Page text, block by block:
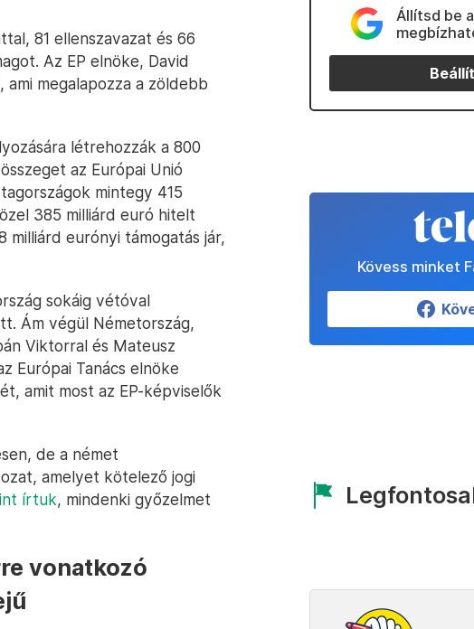
81 ellenszavazat és 66
Az EP elnöke, David
ami megalapozza a zöldebb
létrehozzák a 800
az Európai Unió
mintegy 415
385 milliárd euró hitelt
eurónyi támogatás jár,
sokáig vétóval
Ám végül Németország,
Viktorral és Mateusz
Európai Tanács elnöke
amit most az EP-képviselők
de a német
amelyet kötelező jogi
írtuk, mindenki győzelmet
vonatkozó
Állítsd be
Kövess minket